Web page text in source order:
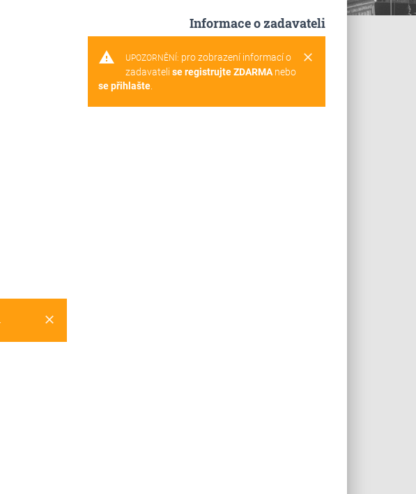
clear
Informace o zadavateli
warning clear
UPOZORNĚNÍ: pro zobrazení informací o
zadavateli se registrujte ZDARMAnebo
se přihlašte.